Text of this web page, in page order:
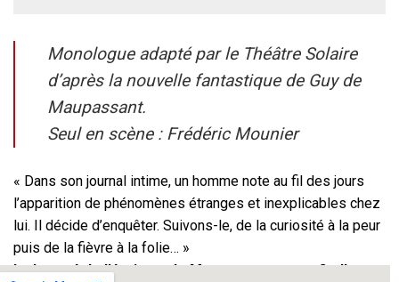
Monologue adapté par le Théâtre Solaire
d’après la nouvelle fantastique de Guy de
Maupassant.
Seul en scène : Frédéric Mounier
« Dans son journal intime, un homme note au fil des jours
l’apparition de phénomènes étranges et inexplicables chez
lui. Il décide d’enquêter. Suivons-le, de la curiosité à la peur
puis de la fièvre à la folie… »
La beauté de l’écriture de Maupassant au profit d’une